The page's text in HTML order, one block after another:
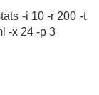
-i 10 -r 200 -t
-x 24 -p 3